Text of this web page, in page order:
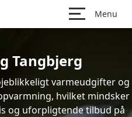
Menu
Tangbjerg
varmeudgifter og
hvilket mindsker
og uforpligtende tilbud på